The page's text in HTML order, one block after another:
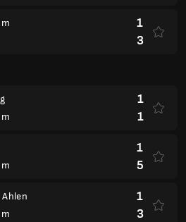
1
3
1
1
1
5
1
3